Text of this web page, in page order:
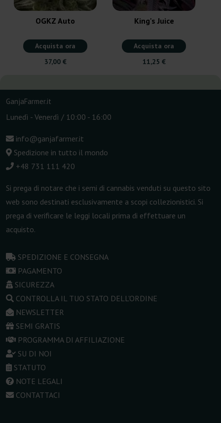
OGKZ Auto
Acquista ora
37,00 €
King's Juice
Acquista ora
11,25 €
GanjaFarmer.it
Lunedì - Venerdì / 10:00 - 16:00
info@ganjafarmer.it
Spedizione in tutto il mondo
+48 731 111 420
Si prega di notare che i semi di cannabis venduti su questo sito
web sono destinati esclusivamente a scopi collezionistici. Si
prega di verificare le leggi locali prima di effettuare un
acquisto.
SPEDIZIONE E CONSEGNA
PAGAMENTO
SICUREZZA
CONTROLLA IL TUO STATO DELL'ORDINE
NEWSLETTER
SEMI GRATIS
PROGRAMMA DI AFFILIAZIONE
SU DI NOI
STATUTO
NOTE LEGALI
CONTATTACI